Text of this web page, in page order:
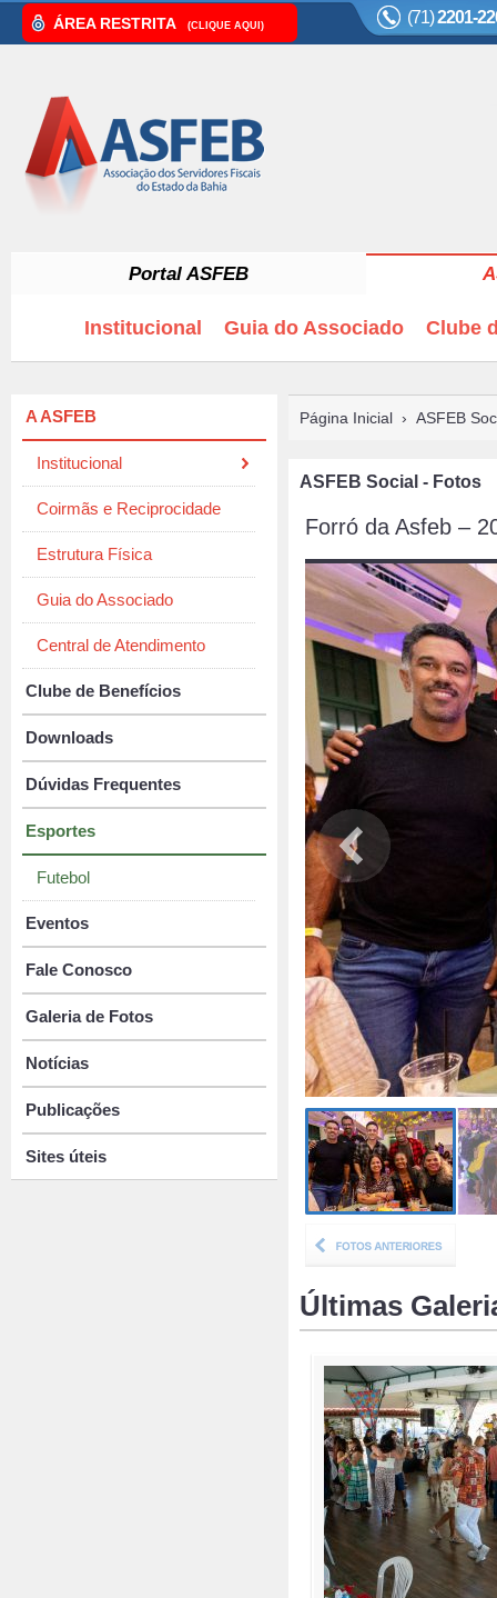
ÁREA RESTRITA (CLIQUE AQUI) (71)2201-
Portal ASFEB
Institucional Guia do Associado Clube
A ASFEB
Institucional
Coirmãs e Reciprocidade
Estrutura Física
Guia do Associado
Central de Atendimento
Clube de Benefícios
Downloads
Dúvidas Frequentes
Esportes
Futebol
Eventos
Fale Conosco
Galeria de Fotos
Notícias
Publicações
Sites úteis
Página Inicial › ASFEB
ASFEB Social - Fotos
Forró da Asfeb –
Últimas